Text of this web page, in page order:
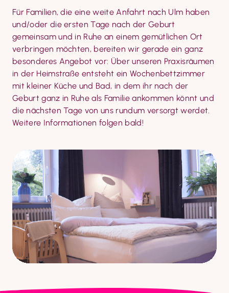
Für Familien, die eine weite Anfahrt nach Ulm haben
und/oder die ersten Tage nach der Geburt
gemeinsam und in Ruhe an einem gemütlichen Ort
verbringen möchten, bereiten wir gerade ein ganz
besonderes Angebot vor: Über unseren Praxisräumen
in der Heimstraße entsteht ein Wochenbettzimmer
mit kleiner Küche und Bad, in dem ihr nach der
Geburt ganz in Ruhe als Familie ankommen könnt und
die nächsten Tage von uns rundum versorgt werdet.
Weitere Informationen folgen bald!